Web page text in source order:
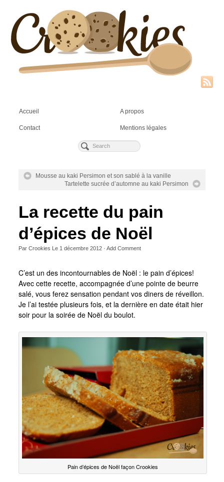
Accueil A propos
Contact Mentions légales
Mousse au kaki Persimon et son sablé à la vanille
Tartelette sucrée d’automne au kaki Persimon
La recette du pain
d’épices de Noël
Par Crookies Le 1 décembre 2012· Add Comment
C’est un des incontournables de Noël : le pain d’épices!
Avec cette recette, accompagnée d’une pointe de beurre
salé, vous ferez sensation pendant vos diners de réveillon.
Je l’ai testée plusieurs fois, et la dernière en date était hier
soir pour la soirée de Noël du boulot.
Pain d’épices de Noël façon Crookies